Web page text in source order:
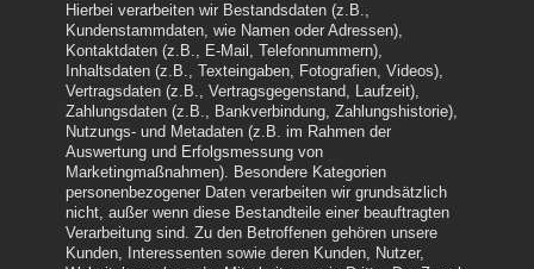
Hierbei verarbeiten wir Bestandsdaten (z.B.,
Kundenstammdaten, wie Namen oder Adressen),
Kontaktdaten (z.B., E-Mail, Telefonnummern),
Inhaltsdaten (z.B., Texteingaben, Fotografien, Videos),
Vertragsdaten (z.B., Vertragsgegenstand, Laufzeit),
Zahlungsdaten (z.B., Bankverbindung, Zahlungshistorie),
Nutzungs- und Metadaten (z.B. im Rahmen der
Auswertung und Erfolgsmessung von
Marketingmaßnahmen). Besondere Kategorien
personenbezogener Daten verarbeiten wir grundsätzlich
nicht, außer wenn diese Bestandteile einer beauftragten
Verarbeitung sind. Zu den Betroffenen gehören unsere
Kunden, Interessenten sowie deren Kunden, Nutzer,